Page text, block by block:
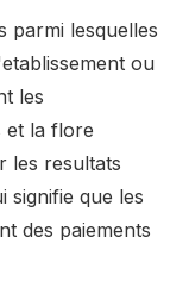
parmi lesquelles
ou
les
et la flore
les resultats
signifie que les
des paiements